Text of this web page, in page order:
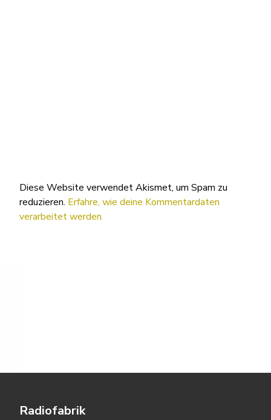
Diese Website verwendet Akismet, um Spam zu
reduzieren. Erfahre, wie deine Kommentardaten
verarbeitet werden.
Radiofabrik